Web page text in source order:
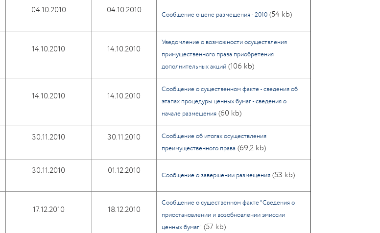
04.10.2010 04.10.2010 Сообщение о цене размещения - 2010(54 kb)
14.10.2010 14.10.2010
Уведомление о возможности осуществления
примущественного права приобретения
дополнительных акций(106 kb)
14.10.2010 14.10.2010
Cообщение о существенном факте - сведения об
этапах процедуры ценных бумаг - сведения о
начале размещения(60 kb)
30.11.2010 30.11.2010
Сообщение об итогах осуществления
преимущественного права (69,2 kb)
30.11.2010 01.12.2010 Сообщение о завершении размещения(53 kb)
17.12.2010 18.12.2010
Сообщение о существенном факте "Сведения о
приостановлении и возобновлении эмиссии
ценных бумаг" (57 kb)